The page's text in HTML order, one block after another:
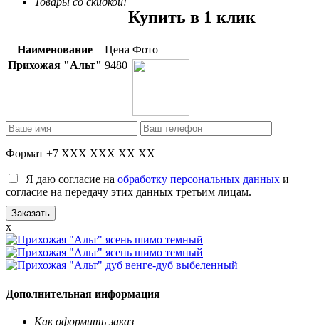
Купить в 1 клик
Наименование Цена Фото
Прихожая "Альт" 9480
Формат +7 XXX XXX XX XX
Я даю согласие на обработку персональных данных и
согласие на передачу этих данных третьим лицам.
x
Дополнительная информация
Как оформить заказ